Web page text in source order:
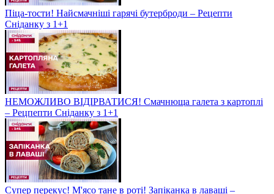
Піца-тости! Найсмачніші гарячі бутерброди – Рецепти
Сніданку з 1+1
НЕМОЖЛИВО ВІДІРВАТИСЯ! Смачнюща галета з картоплі
– Рецпепти Сніданку з 1+1
Супер перекус! М'ясо тане в роті! Запіканка в лаваші –